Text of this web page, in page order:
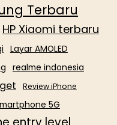
Terbaru
HP Xiaomi terbaru
Layar AMOLED
realme indonesia
Review iPhone
5G